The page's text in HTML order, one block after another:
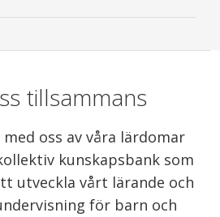
tillsammans
oss av våra lärdomar
kunskapsbank som
utveckla vårt lärande och
för barn och